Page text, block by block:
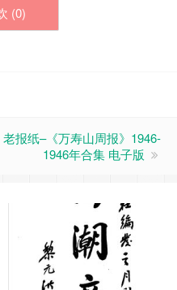
(0)
老报纸–《万寿山周报》1946-
1946年合集 电子版